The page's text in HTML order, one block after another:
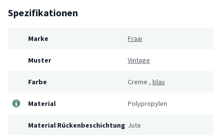
Spezifikationen
Marke Fraai
Muster Vintage
Farbe Creme , blau
Material Polypropylen
Material Rückenbeschichtung Jute